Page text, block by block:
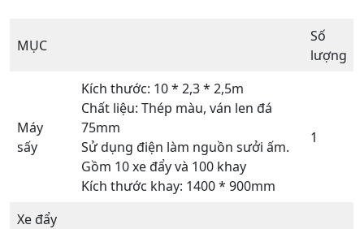
MỤC
Số
lượng
Máy
sấy
Kích thước: 10 * 2,3 * 2,5m
Chất liệu: Thép màu, ván len đá
75mm
Sử dụng điện làm nguồn sưởi ấm.
Gồm 10 xe đẩy và 100 khay
Kích thước khay: 1400 * 900mm
1
Xe đẩy